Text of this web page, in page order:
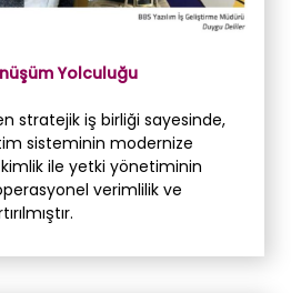
Yolculuğu
stratejik iş birliği sayesinde,
sisteminin modernize
ile yetki yönetiminin
verimlilik ve